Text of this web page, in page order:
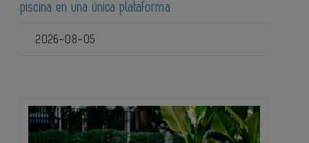
piscina en una única plataforma
2026-08-05